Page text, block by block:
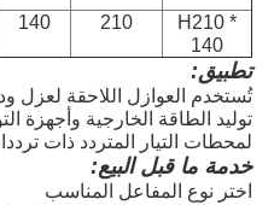
H210 *
140
210
140
تطبيق:
تُستخدم العوازل اللاحقة لعزل
توليد الطاقة الخارجية وأجهزة
لمحطات التيار المتردد ذات
خدمة ما قبل البيع:
اختر نوع المفاعل المناسب